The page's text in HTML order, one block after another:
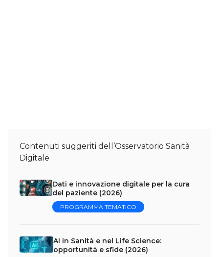
Contenuti suggeriti dell’Osservatorio Sanità
Digitale
Dati e innovazione digitale per la cura
del paziente (2026)
PROGRAMMA TEMATICO
AI in Sanità e nel Life Science:
opportunità e sfide (2026)